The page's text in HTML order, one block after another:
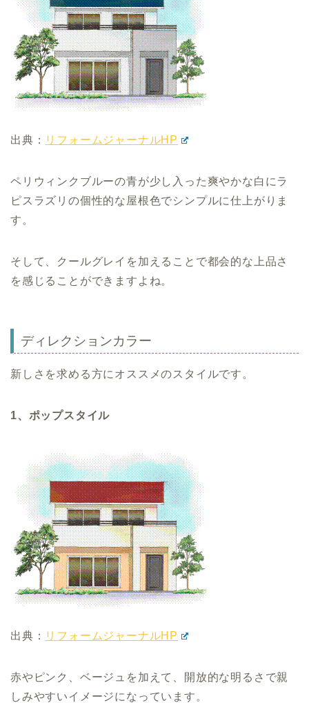
出典： リフォームジャーナルHP
ペリウィンクブルーの青が少し入った爽やかな白にラ
ピスラズリの個性的な屋根色でシンプルに仕上がりま
す。
そして、クールグレイを加えることで都会的な上品さ
を感じることができますよね。
ディレクションカラー
新しさを求める方にオススメのスタイルです。
1、ポップスタイル
出典： リフォームジャーナルHP
赤やピンク、ベージュを加えて、開放的な明るさで親
しみやすいイメージになっています。